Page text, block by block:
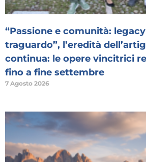
“Passione e comunità:
traguardo”, l’eredità
continua: le opere vincitrici
fino a fine settembre
7 Agosto 2026